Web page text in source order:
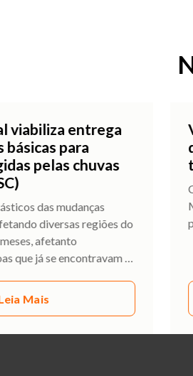
viabiliza entrega
básicas para
pelas chuvas
das mudanças
diversas regiões do
afetanto
que já se encontravam …
Mais